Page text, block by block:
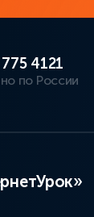
4121
по России